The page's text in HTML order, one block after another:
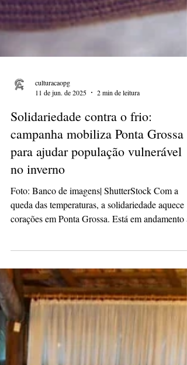
culturacaopg
11 de jun. de 2025
2 min de leitura
Solidariedade contra o frio:
campanha mobiliza Ponta Grossa
para ajudar população vulnerável
no inverno
corações em Ponta Grossa. Está em andamento